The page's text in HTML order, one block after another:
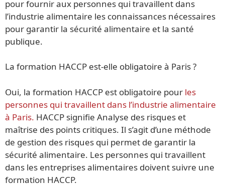
pour fournir aux personnes qui travaillent dans
l’industrie alimentaire les connaissances nécessaires
pour garantir la sécurité alimentaire et la santé
publique.
La formation HACCP est-elle obligatoire à Paris ?
Oui, la formation HACCP est obligatoire pour les
personnes qui travaillent dans l’industrie alimentaire
à Paris. HACCP signifie Analyse des risques et
maîtrise des points critiques. Il s’agit d’une méthode
de gestion des risques qui permet de garantir la
sécurité alimentaire. Les personnes qui travaillent
dans les entreprises alimentaires doivent suivre une
formation HACCP.